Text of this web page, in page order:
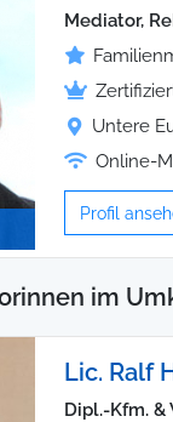
Mediator,
Untere
Online-
Profil
im
Lic. Ralf
Dipl.-Kfm.